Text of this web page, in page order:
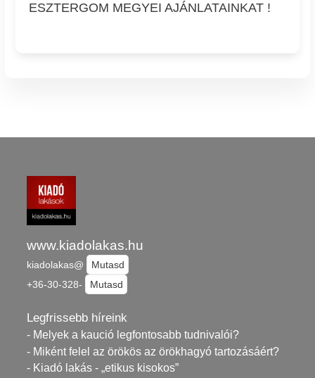
ESZTERGOM MEGYEI AJÁNLATAINKAT !
www.kiadolakas.hu
kiadolakas@
Mutasd
+36-30-328-
Mutasd
Legfrissebb híreink
- Melyek a kaució legfontosabb tudnivalói?
- Miként felel az örökös az örökhagyó tartozásáért?
- Kiadó lakás - „etikus kisokos”